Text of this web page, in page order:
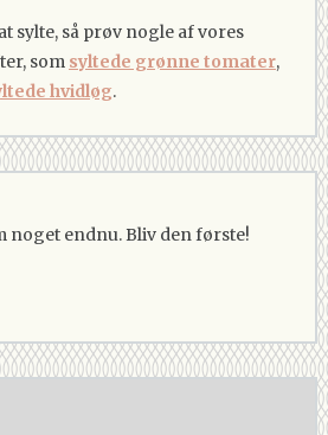
sylte, så prøv nogle af vores
som syltede grønne tomater,
hvidløg.
noget endnu. Bliv den første!